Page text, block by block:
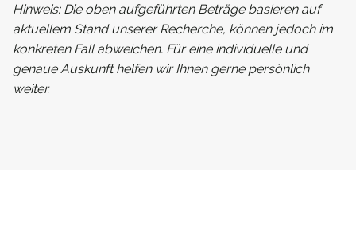
Hinweis: Die oben aufgeführten Beträge basieren auf
aktuellem Stand unserer Recherche, können jedoch im
konkreten Fall abweichen. Für eine individuelle und
genaue Auskunft helfen wir Ihnen gerne persönlich
weiter.